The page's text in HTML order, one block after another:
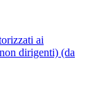
ai
dirigenti) (da